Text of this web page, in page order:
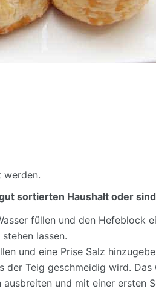
werden.
sortierten Haushalt oder
füllen und den Hefeblock
lassen.
und eine Prise Salz
Teig geschmeidig wird.
und mit einer ersten